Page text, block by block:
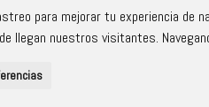
para mejorar tu experiencia de
llegan nuestros visitantes.
una ayuda de la Unión Europea
parte de la respuesta de la Unión a la
gas natural y/o electricidad a pymes y